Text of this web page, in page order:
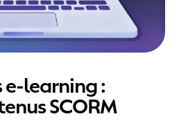
e-learning :
SCORM